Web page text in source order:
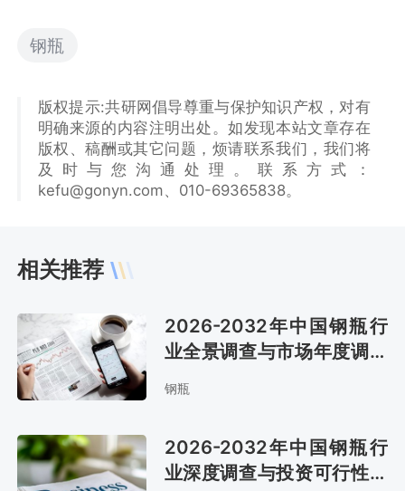
钢瓶
版权提示:共研网倡导尊重与保护知识产权，对有
明确来源的内容注明出处。如发现本站文章存在
版权、稿酬或其它问题，烦请联系我们，我们将
及时与您沟通处理。联系方式：
kefu@gonyn.com、010-69365838。
相关推荐
2026-2032年中国钢瓶行
业全景调查与市场年度调研
钢瓶
2026-2032年中国钢瓶行
业深度调查与投资可行性报